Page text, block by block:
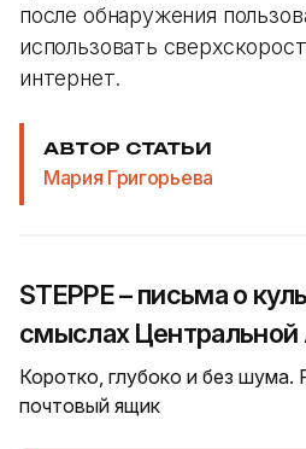
после обнаружения
использовать
интернет.
АВТОР СТАТЬИ
Мария Григорьева
STEPPE – письма о
смыслах Центральной
Коротко, глубоко и без
почтовый ящик